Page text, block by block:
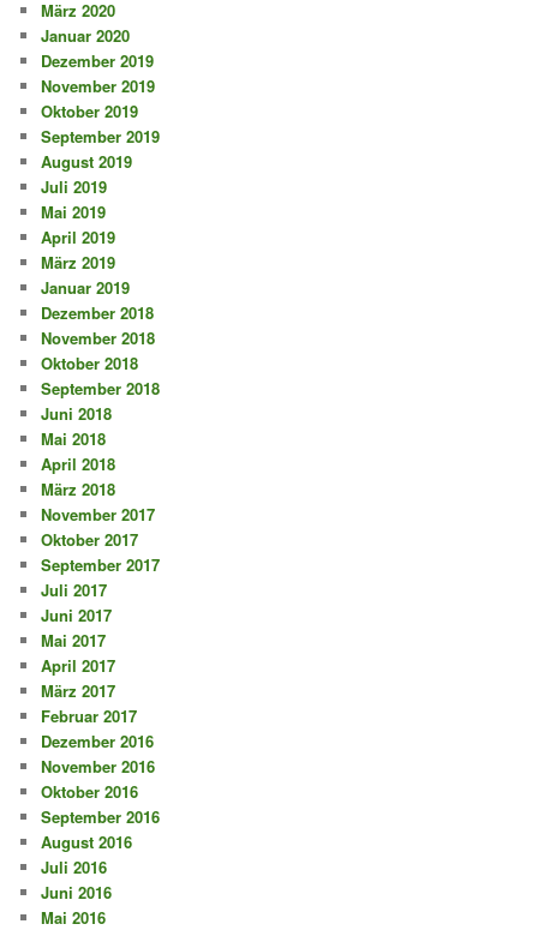
März 2020
Januar 2020
Dezember 2019
November 2019
Oktober 2019
September 2019
August 2019
Juli 2019
Mai 2019
April 2019
März 2019
Januar 2019
Dezember 2018
November 2018
Oktober 2018
September 2018
Juni 2018
Mai 2018
April 2018
März 2018
November 2017
Oktober 2017
September 2017
Juli 2017
Juni 2017
Mai 2017
April 2017
März 2017
Februar 2017
Dezember 2016
November 2016
Oktober 2016
September 2016
August 2016
Juli 2016
Juni 2016
Mai 2016